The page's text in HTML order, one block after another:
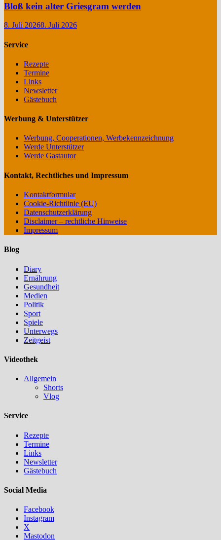
Bloß kein alter Griesgram werden
8. Juli 20268. Juli 2026
Service
Rezepte
Termine
Links
Newsletter
Gästebuch
Werbung & Unterstützer
Werbung, Cooperationen, Werbekennzeichnung
Werde Unterstützer
Werde Gastautor
Kontakt, Rechtliches und Impressum
Kontaktformular
Cookie-Richtlinie (EU)
Datenschutzerklärung
Disclaimer – rechtliche Hinweise
Impressum
Blog
Diary
Ernährung
Gesundheit
Medien
Politik
Sport
Spiele
Unterwegs
Zeitgeist
Videothek
Allgemein
Shorts
Vlog
Service
Rezepte
Termine
Links
Newsletter
Gästebuch
Social Media
Facebook
Instagram
X
Mastodon